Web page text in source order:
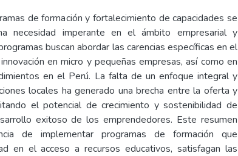
de formación y fortalecimiento de capacidades se
necesidad imperante en el ámbito empresarial y
buscan abordar las carencias específicas en el
en micro y pequeñas empresas, así como en
en el Perú. La falta de un enfoque integral y
locales ha generado una brecha entre la oferta y
el potencial de crecimiento y sostenibilidad de
exitoso de los emprendedores. Este resumen
de implementar programas de formación que
en el acceso a recursos educativos, satisfagan las